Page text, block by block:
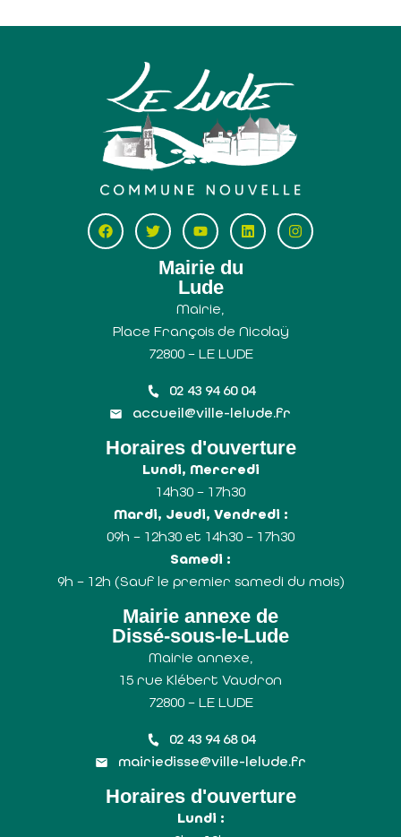
Mairie du
Lude
Mairie,
Place François de Nicolaÿ
72800 – LE LUDE
02 43 94 60 04
accueil@ville-lelude.fr
Horaires d'ouverture
Lundi, Mercredi
14h30 – 17h30
Mardi, Jeudi, Vendredi :
09h – 12h30 et 14h30 – 17h30
Samedi :
9h – 12h (Sauf le premier samedi du mois)
Mairie annexe de
Dissé-sous-le-Lude
Mairie annexe,
15 rue Klébert Vaudron
72800 – LE LUDE
02 43 94 68 04
mairiedisse@ville-lelude.fr
Horaires d'ouverture
Lundi :